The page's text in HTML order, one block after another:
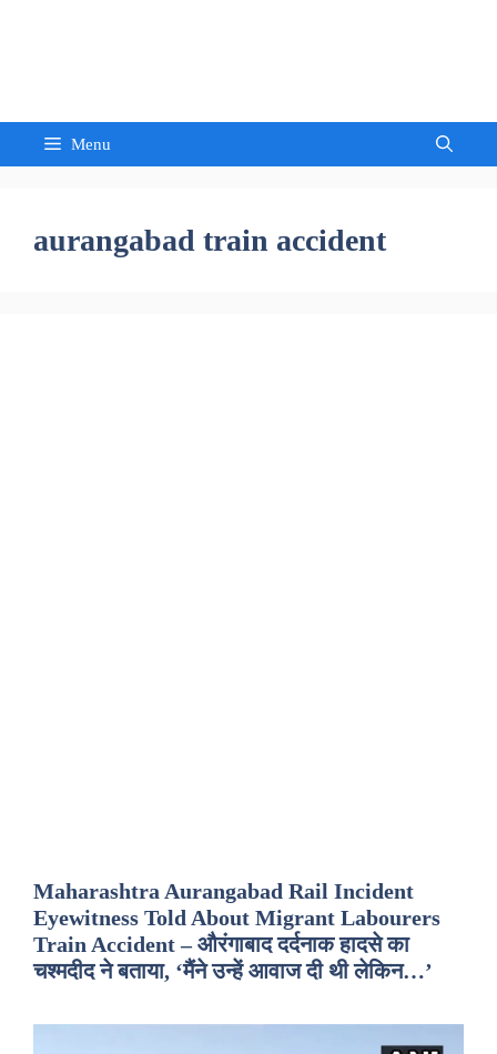
Menu
aurangabad train accident
Maharashtra Aurangabad Rail Incident
Eyewitness Told About Migrant Labourers
Train Accident – औरंगाबाद दर्दनाक हादसे का
चश्मदीद ने बताया, ‘मैंने उन्हें आवाज दी थी लेकिन…’